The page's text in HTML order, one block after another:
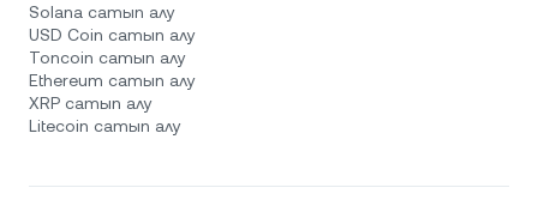
Solana сатып алу
USD Coin сатып алу
Toncoin сатып алу
Ethereum сатып алу
XRP сатып алу
Litecoin сатып алу